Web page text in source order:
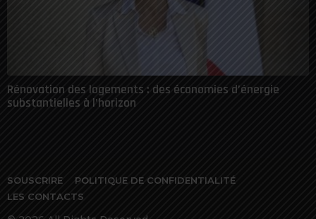
Rénovation des logements : des économies d’énergie
substantielles à l’horizon
SOUSCRIRE
POLITIQUE DE CONFIDENTIALITÉ
LES CONTACTS